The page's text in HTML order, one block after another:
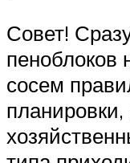
Совет!
пеноблоков
сосем
планировки,